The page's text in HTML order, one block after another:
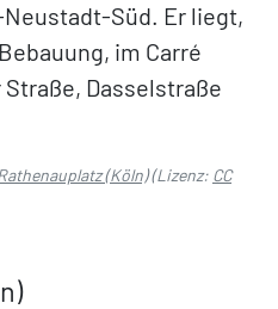
Süd. Er liegt,
im Carré
Dasselstraße
(Köln)(Lizenz: CC